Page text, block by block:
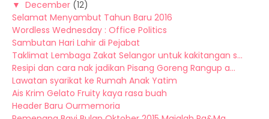
▼ December (12)
Selamat Menyambut Tahun Baru 2016
Wordless Wednesday : Office Politics
Sambutan Hari Lahir di Pejabat
Taklimat Lembaga Zakat Selangor untuk kakitangan s...
Resipi dan cara nak jadikan Pisang Goreng Rangup a...
Lawatan syarikat ke Rumah Anak Yatim
Ais Krim Gelato Fruity kaya rasa buah
Header Baru Ourmemoria